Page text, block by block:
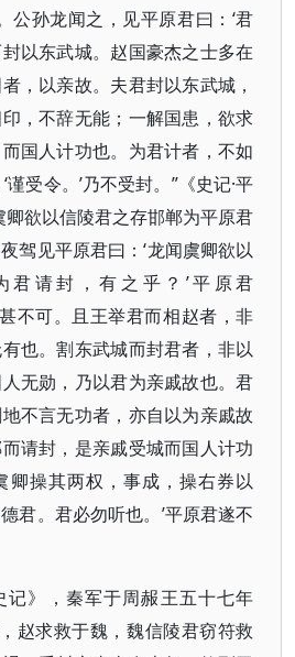
公孙龙闻之，见平原君曰：‘君
以东武城。赵国豪杰之士多在
，以亲故。夫君封以东武城，
，不辞无能；一解国患，欲求
国人计功也。为君计者，不如
谨受令。’乃不受封。”《史记·平
卿欲以信陵君之存邯郸为平原君
驾见平原君曰：‘龙闻虞卿欲以
君请封，有之乎？’平原君
甚不可。且王举君而相赵者，非
也。割东武城而封君者，非以
无勋，乃以君为亲戚故也。君
不言无功者，亦自以为亲戚故
请封，是亲戚受城而国人计功
卿操其两权，事成，操右券以
君。君必勿听也。’平原君遂不
记》，秦军于周赧王五十七年
赵求救于魏，魏信陵君窃符救